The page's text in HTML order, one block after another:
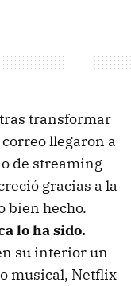
tras transformar
llegaron a
de streaming
gracias a la
bien hecho.
lo ha sido.
su interior un
musical, Netflix